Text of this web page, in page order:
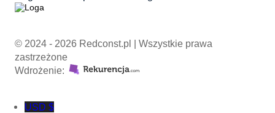
© 2024 - 2026 Redconst.pl | Wszystkie prawa
zastrzeżone
Wdrożenie:
USD $